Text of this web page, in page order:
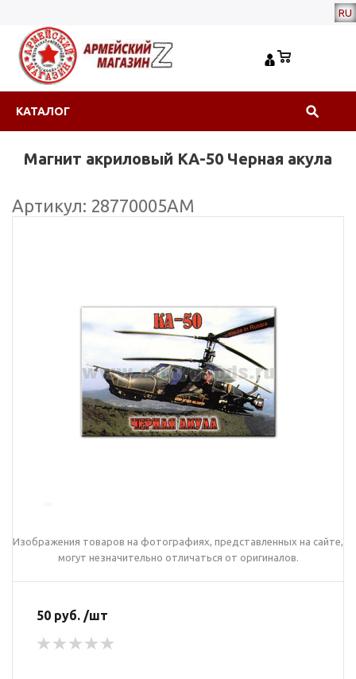
RU
КАТАЛОГ
Магнит акриловый КА-50 Черная акула
Артикул: 28770005АМ
Изображения товаров на фотографиях, представленных на сайте,
могут незначительно отличаться от оригиналов.
50 руб. /шт